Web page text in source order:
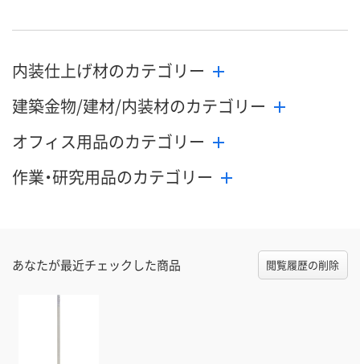
内装仕上げ材のカテゴリー
建築金物/建材/内装材のカテゴリー
オフィス用品のカテゴリー
作業・研究用品のカテゴリー
あなたが最近チェックした商品 閲覧履歴の削除